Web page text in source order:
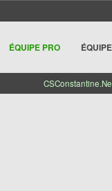
ÉQUIPE PRO